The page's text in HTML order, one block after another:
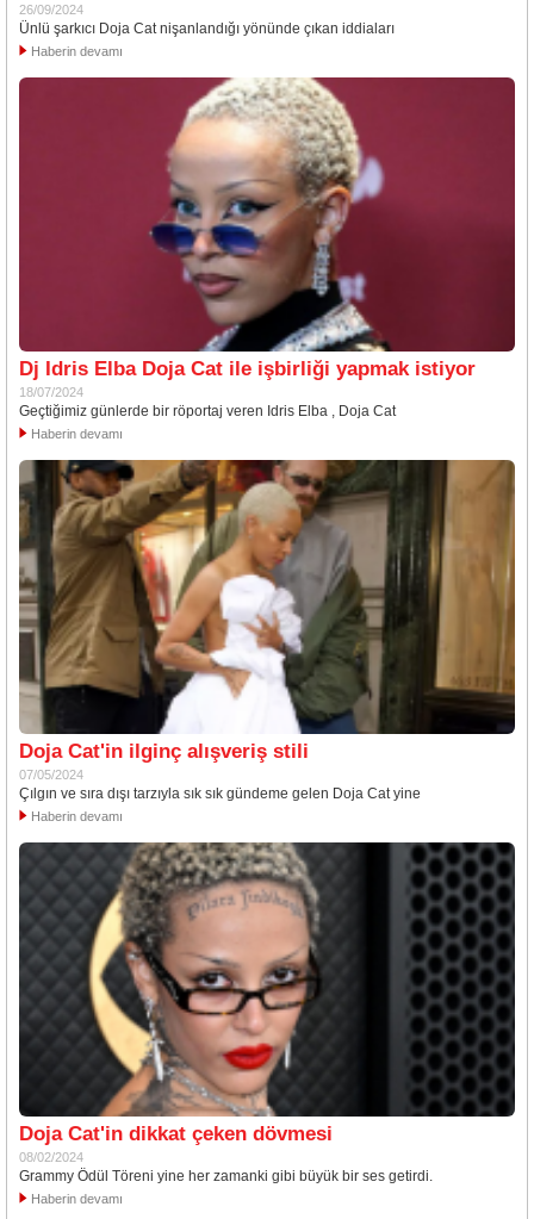
26/09/2024
Ünlü şarkıcı Doja Cat nişanlandığı yönünde çıkan iddiaları
Haberin devamı
Dj Idris Elba Doja Cat ile işbirliği yapmak istiyor
18/07/2024
Geçtiğimiz günlerde bir röportaj veren Idris Elba , Doja Cat
Haberin devamı
Doja Cat'in ilginç alışveriş stili
07/05/2024
Çılgın ve sıra dışı tarzıyla sık sık gündeme gelen Doja Cat yine
Haberin devamı
Doja Cat'in dikkat çeken dövmesi
08/02/2024
Grammy Ödül Töreni yine her zamanki gibi büyük bir ses getirdi.
Haberin devamı